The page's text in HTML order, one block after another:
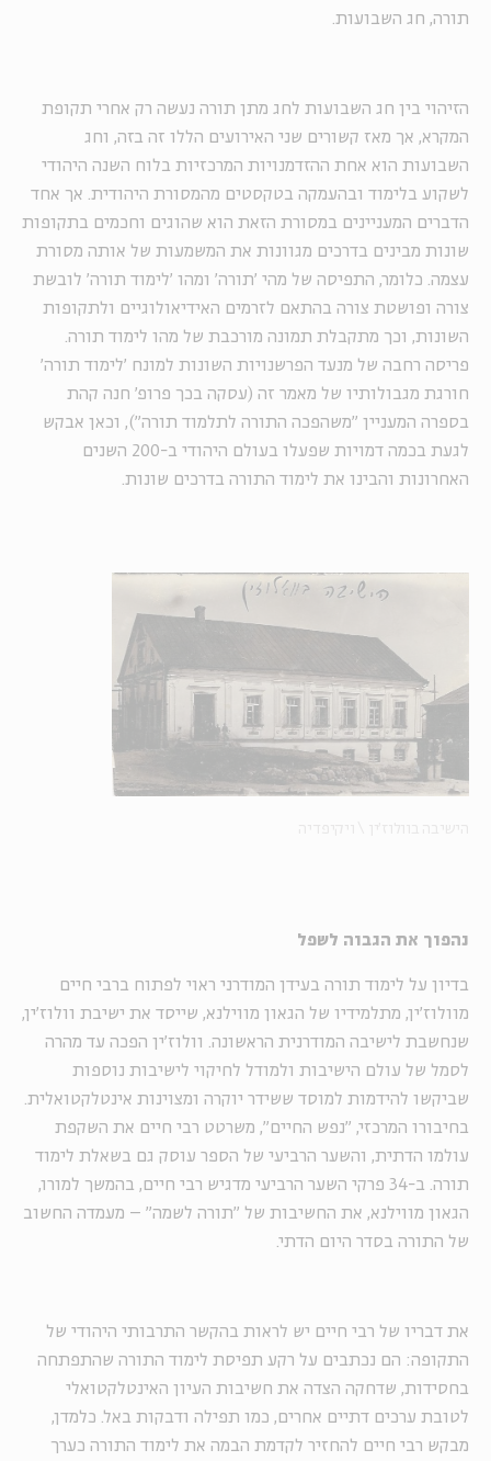
תורה, חג השבועות.
הזיהוי בין חג השבועות לחג מתן תורה נעשה רק אחרי תקופת
המקרא, אך מאז קשורים שני האירועים הללו זה בזה, וחג
השבועות הוא אחת ההזדמנויות המרכזיות בלוח השנה היהודי
לשקוע בלימוד ובהעמקה בטקסטים מהמסורת היהודית. אך אחד
הדברים המעניינים במסורת הזאת הוא שהוגים וחכמים בתקופות
שונות מבינים בדרכים מגוונות את המשמעות של אותה מסורת
עצמה. כלומר, התפיסה של מהי 'תורה' ומהו 'לימוד תורה' לובשת
צורה ופושטת צורה בהתאם לזרמים האידיאולוגיים ולתקופות
השונות, וכך מתקבלת תמונה מורכבת של מהו לימוד תורה.
פריסה רחבה של מנעד הפרשנויות השונות למונח 'לימוד תורה'
חורגת מגבולותיו של מאמר זה (עסקה בכך פרופ' חנה קהת
בספרה המעניין "משהפכה התורה לתלמוד תורה"), וכאן אבקש
לגעת בכמה דמויות שפעלו בעולם היהודי ב-200 השנים
האחרונות והבינו את לימוד התורה בדרכים שונות.
נהפוך את הגבוה לשפל
בדיון על לימוד תורה בעידן המודרני ראוי לפתוח ברבי חיים
מוולוז'ין, מתלמידיו של הגאון מווילנא, שייסד את ישיבת וולוז'ין,
שנחשבת לישיבה המודרנית הראשונה. וולוז'ין הפכה עד מהרה
לסמל של עולם הישיבות ולמודל לחיקוי לישיבות נוספות
שביקשו להידמות למוסד ששידר יוקרה ומצוינות אינטלקטואלית.
בחיבורו המרכזי, "נפש החיים", משרטט רבי חיים את השקפת
עולמו הדתית, והשער הרביעי של הספר עוסק גם בשאלת לימוד
תורה. ב-34 פרקי השער הרביעי מדגיש רבי חיים, בהמשך למורו,
הגאון מווילנא, את החשיבות של "תורה לשמה" – מעמדה החשוב
של התורה בסדר היום הדתי.
את דבריו של רבי חיים יש לראות בהקשר התרבותי היהודי של
התקופה: הם נכתבים על רקע תפיסת לימוד התורה שהתפתחה
בחסידות, שדחקה הצדה את חשיבות העיון האינטלקטואלי
לטובת ערכים דתיים אחרים, כמו תפילה ודבקות באל. כלמדן,
מבקש רבי חיים להחזיר לקדמת הבמה את לימוד התורה כערך